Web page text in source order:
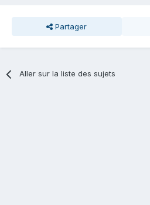
Partager
Aller sur la liste des sujets